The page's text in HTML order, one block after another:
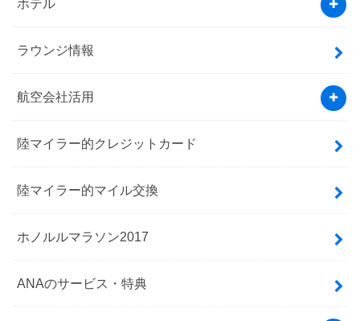
ホテル
ラウンジ情報
航空会社活用
陸マイラー的クレジットカード
陸マイラー的マイル交換
ホノルルマラソン2017
ANAのサービス・特典